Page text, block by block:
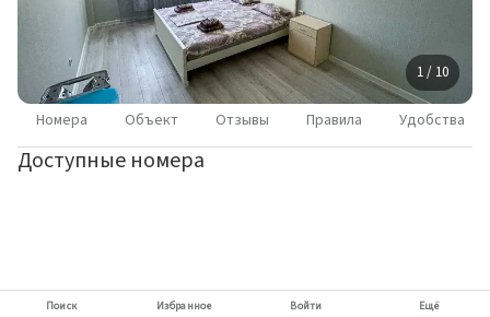
1 / 10
Номера Объект Отзывы Правила Удобства
Доступные номера
Поиск Избранное Войти Ещё